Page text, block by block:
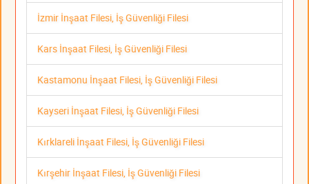
İzmir İnşaat Filesi, İş Güvenliği Filesi
Kars İnşaat Filesi, İş Güvenliği Filesi
Kastamonu İnşaat Filesi, İş Güvenliği Filesi
Kayseri İnşaat Filesi, İş Güvenliği Filesi
Kırklareli İnşaat Filesi, İş Güvenliği Filesi
Kırşehir İnşaat Filesi, İş Güvenliği Filesi